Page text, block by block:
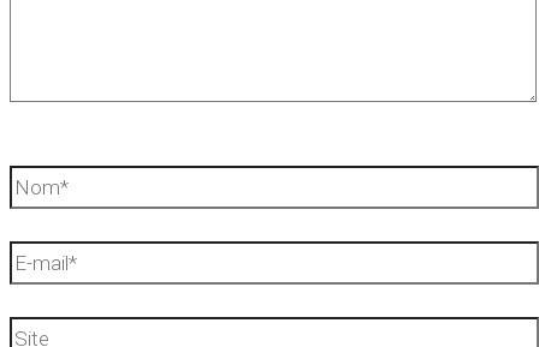
Nom*
E-
Site